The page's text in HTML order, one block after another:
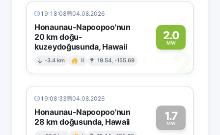
19:18:08 04.08.2026
Honaunau-Napoopoo'nun
20 km doğu-
kuzeydoğusunda, Hawaii
-3.4 km II 19.54, -155.69
2.0
MW
2
19:08:33 04.08.2026
Honaunau-Napoopoo'nun
28 km doğusunda, Hawaii
1.7
MW